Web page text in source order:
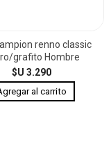
renno classic
grafito Hombre
$U 3.290